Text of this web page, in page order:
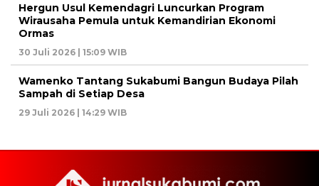
Hergun Usul Kemendagri Luncurkan Program
Wirausaha Pemula untuk Kemandirian Ekonomi
Ormas
30 Juli 2026 | 15:09 WIB
Wamenko Tantang Sukabumi Bangun Budaya Pilah
Sampah di Setiap Desa
29 Juli 2026 | 14:29 WIB